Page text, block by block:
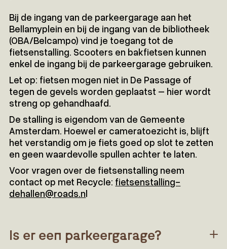
Bij de ingang van de parkeergarage aan het
Bellamyplein en bij de ingang van de bibliotheek
(OBA/Belcampo) vind je toegang tot de
fietsenstalling. Scooters en bakfietsen kunnen
enkel de ingang bij de parkeergarage gebruiken.
Let op: fietsen mogen niet in De Passage of
tegen de gevels worden geplaatst – hier wordt
streng op gehandhaafd.
De stalling is eigendom van de Gemeente
Amsterdam. Hoewel er cameratoezicht is, blijft
het verstandig om je fiets goed op slot te zetten
en geen waardevolle spullen achter te laten.
Voor vragen over de fietsenstalling neem
contact op met Recycle: fietsenstalling-
dehallen@roads.nl
Is er een parkeergarage?